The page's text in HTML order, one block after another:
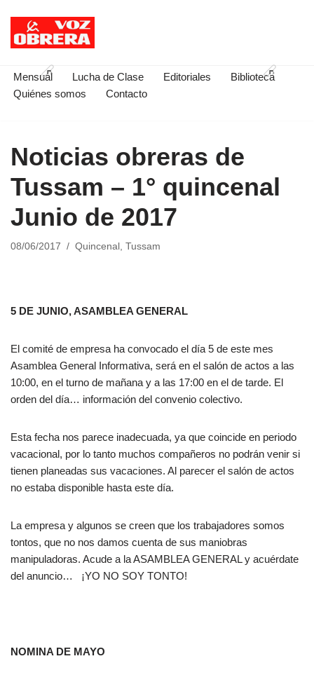
Saltar
contenido
Mensual Lucha de Clase Editoriales
Biblioteca
Quiénes somos
Contacto
Noticias obreras de
Tussam – 1° quincenal
Junio de 2017
08/06/2017 Quincenal , Tussam
5 DE JUNIO, ASAMBLEA GENERAL
El comité de empresa ha convocado el día 5 de este mes
Asamblea General Informativa, será en el salón de actos a las
10:00, en el turno de mañana y a las 17:00 en el de tarde. El
orden del día… información del convenio colectivo.
Esta fecha nos parece inadecuada, ya que coincide en periodo
vacacional, por lo tanto muchos compañeros no podrán venir si
tienen planeadas sus vacaciones. Al parecer el salón de actos
no estaba disponible hasta este día.
La empresa y algunos se creen que los trabajadores somos
tontos, que no nos damos cuenta de sus maniobras
manipuladoras. Acude a la ASAMBLEA GENERAL y acuérdate
del anuncio… ¡YO NO SOY TONTO!
NOMINA DE MAYO